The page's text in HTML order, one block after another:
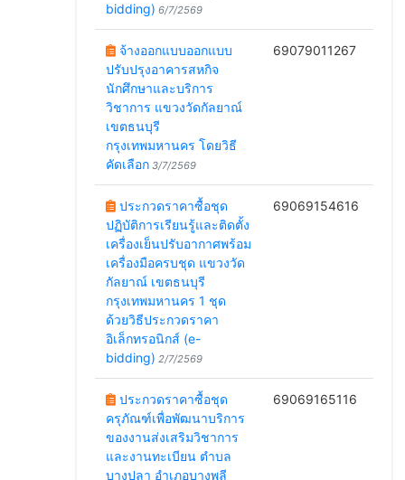
bidding) 6/7/2569
จ้างออกแบบออกแบบ
ปรับปรุงอาคารสหกิจ
นักศึกษาและบริการ
วิชาการ แขวงวัดกัลยาณ์
เขตธนบุรี
กรุงเทพมหานคร โดยวิธี
คัดเลือก3/7/2569
69079011267
ประกวดราคาซื้อชุด
ปฏิบัติการเรียนรู้และติดตั้ง
เครื่องเย็นปรับอากาศพร้อม
เครื่องมือครบชุด แขวงวัด
กัลยาณ์ เขตธนบุรี
กรุงเทพมหานคร 1 ชุด
ด้วยวิธีประกวดราคา
อิเล็กทรอนิกส์ (e-
bidding) 2/7/2569
69069154616
ประกวดราคาซื้อชุด
ครุภัณฑ์เพื่อพัฒนาบริการ
ของงานส่งเสริมวิชาการ
และงานทะเบียน ตำบล
บางปลา อำเภอบางพลี
69069165116